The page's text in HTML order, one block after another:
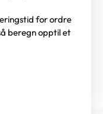
for ordre
beregn opptil et